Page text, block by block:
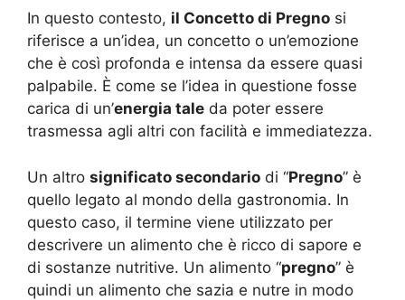
In questo contesto, il Concetto di Pregno si
riferisce a un’idea, un concetto o un’emozione
che è così profonda e intensa da essere quasi
palpabile. È come se l’idea in questione fosse
carica di un’energia tale da poter essere
trasmessa agli altri con facilità e immediatezza.
Un altro significato secondario di “Pregno” è
quello legato al mondo della gastronomia. In
questo caso, il termine viene utilizzato per
descrivere un alimento che è ricco di sapore e
di sostanze nutritive. Un alimento “pregno” è
quindi un alimento che sazia e nutre in modo